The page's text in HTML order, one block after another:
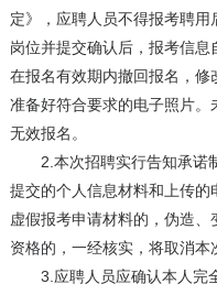
定》，应聘人员不得报考聘
岗位并提交确认后，报考信
在报名有效期内撤回报名，
准备好符合要求的电子照片
无效报名。
2.本次招聘实行告知承诺
提交的个人信息材料和上传
虚假报考申请材料的，伪造
资格的，一经核实，将取消本
3.应聘人员应确认本人完